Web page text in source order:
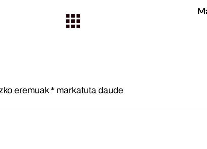
eremuak* markatuta daude